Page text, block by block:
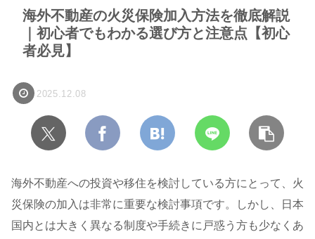
海外不動産の火災保険加入方法を徹底解説
｜初心者でもわかる選び方と注意点【初心
者必見】
2025.12.08
海外不動産への投資や移住を検討している方にとって、火
災保険の加入は非常に重要な検討事項です。しかし、日本
国内とは大きく異なる制度や手続きに戸惑う方も少なくあ